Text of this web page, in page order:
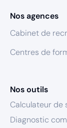
Nos agences
Cabinet de
Centres de
Nos outils
Calculateur de
Diagnostic